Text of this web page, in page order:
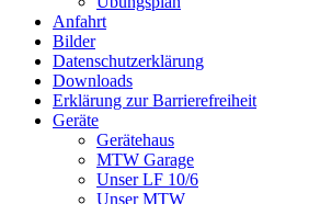
Anfahrt
Bilder
Datenschutzerklärung
Downloads
Erklärung zur Barriere­frei­heit
Geräte
Gerätehaus
MTW Garage
Unser LF 10/6
Unser MTW